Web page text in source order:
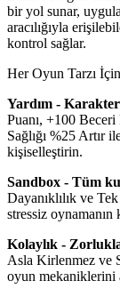
bir yol sunar,
aracılığıyla
kontrol sağlar.
Her Oyun Tarzı
Yardım -
Puanı, +100 Beceri
Sağlığı %25 Artır
kişiselleştirin.
Sandbox - Tüm
Dayanıklılık ve
stressiz oynamanın
Kolaylık -
Asla Kirlenmez ve
oyun mekaniklerini